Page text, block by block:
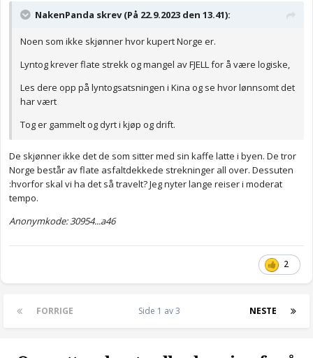
NakenPanda skrev (På 22.9.2023 den 13.41):
Noen som ikke skjønner hvor kupert Norge er.
Lyntog krever flate strekk og mangel av FJELL for å være logiske,
Les dere opp på lyntogsatsningen i Kina og se hvor lønnsomt det
har vært
Tog er gammelt og dyrt i kjøp og drift.
De skjønner ikke det de som sitter med sin kaffe latte i byen. De tror
Norge består av flate asfaltdekkede strekninger all over. Dessuten
:hvorfor skal vi ha det så travelt? Jeg nyter lange reiser i moderat
tempo.
Anonymkode: 30954...a46
2
FORRIGE NESTE
Side 1 av 3